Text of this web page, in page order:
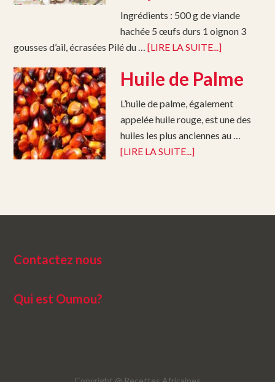
Ingrédients : 500 g de viande
hachée 5 œufs durs 1 oignon 3
gousses d’ail, écrasées Pilé du …[LIRE LA SUITE...]
Huile de Palme
L’huile de palme, également
appelée huile rouge, est une des
huiles les plus anciennes au …
[LIRE LA SUITE...]
Contactez nous
Qui est Oumou?